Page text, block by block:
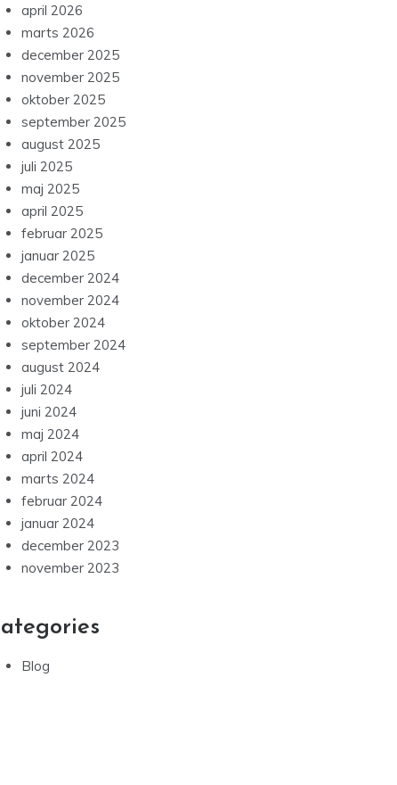
april 2026
marts 2026
december 2025
november 2025
oktober 2025
september 2025
august 2025
juli 2025
maj 2025
april 2025
februar 2025
januar 2025
december 2024
november 2024
oktober 2024
september 2024
august 2024
juli 2024
juni 2024
maj 2024
april 2024
marts 2024
februar 2024
januar 2024
december 2023
november 2023
Blog